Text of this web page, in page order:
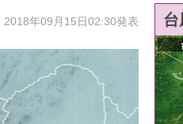
2018年09月15日02:30発表